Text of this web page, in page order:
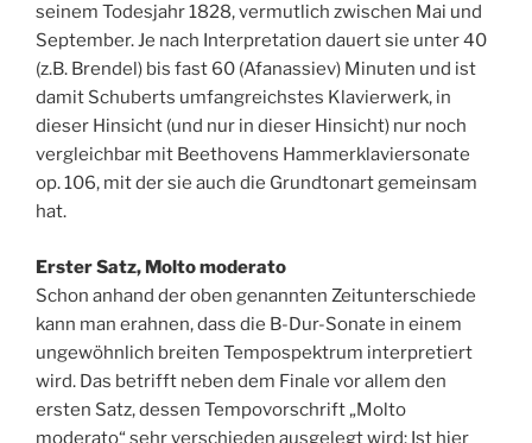
seinem Todesjahr 1828, vermutlich zwischen Mai und
September.Je nach Interpretation dauert sie unter 40
(z.B. Brendel) bis fast 60 (Afanassiev) Minuten und ist
damit Schuberts umfangreichstes Klavierwerk, in
dieser Hinsicht (und nur in dieser Hinsicht) nur noch
vergleichbar mit Beethovens Hammerklaviersonate
op. 106, mit der sie auch die Grundtonart gemeinsam
hat.
Erster Satz, Molto moderato
Schon anhand der oben genannten Zeitunterschiede
kann man erahnen, dass die B-Dur-Sonate in einem
ungewöhnlich breiten Tempospektrum interpretiert
wird. Das betrifft neben dem Finale vor allem den
ersten Satz, dessen Tempovorschrift „Molto
moderato“ sehr verschieden ausgelegt wird: Ist hier